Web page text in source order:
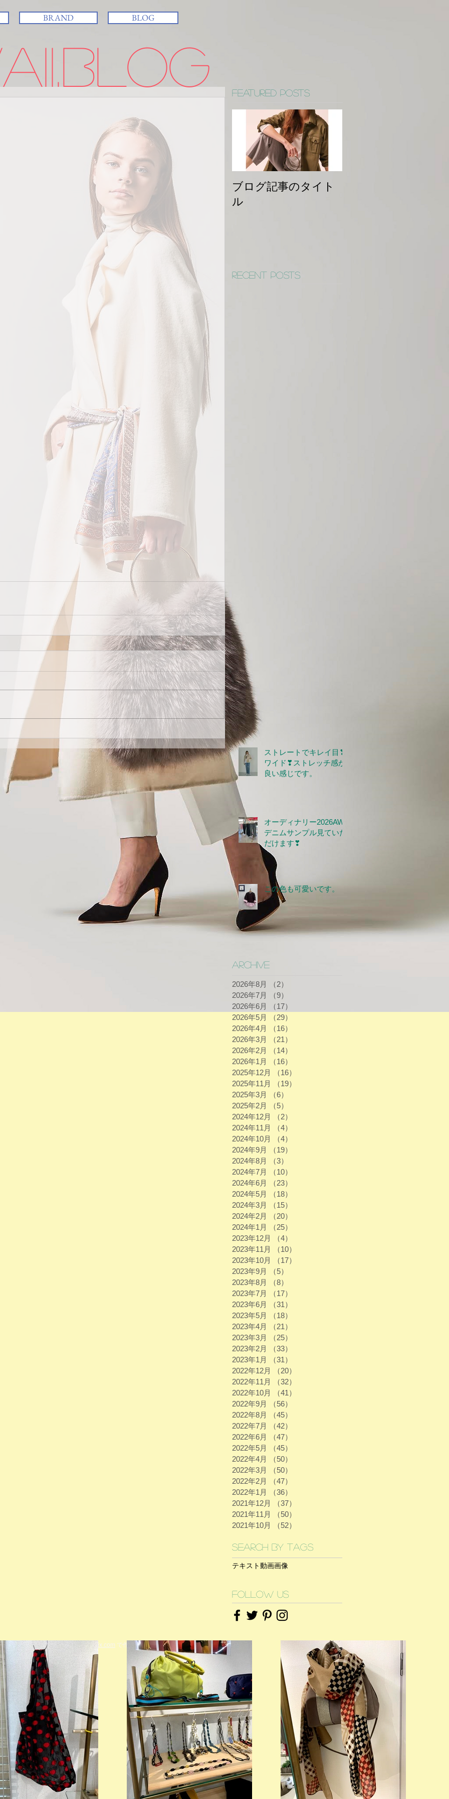
BRAND BLOG
Featured Posts
ブログ記事のタイト
ル
Recent Posts
ストレートでキレイ目❣
ワイド❣ストレッチ感が
良い感じです。
オーディナリー2026AW
デニムサンプル見ていた
だけます❣
この色も可愛いです。
Archive
2026年8月 （2）
2026年7月
（9）
2026年6月
（17）
2026年5月
（29）
2026年4月
（16）
2026年3月
（21）
2026年2月
（14）
2026年1月
（16）
2025年12月
（16）
2025年11月
（19）
2025年3月
（6）
2025年2月
（5）
2024年12月
（2）
2024年11月
（4）
2024年10月
（4）
2024年9月
（19）
2024年8月
（3）
2024年7月
（10）
2024年6月
（23）
2024年5月
（18）
2024年3月
（15）
2024年2月
（20）
2024年1月
（25）
2023年12月
（4）
2023年11月
（10）
2023年10月
（17）
2023年9月
（5）
2023年8月
（8）
2023年7月
（17）
2023年6月
（31）
2023年5月
（18）
2023年4月
（21）
2023年3月
（25）
2023年2月
（33）
2023年1月
（31）
2022年12月
（20）
2022年11月
（32）
2022年10月
（41）
2022年9月
（56）
2022年8月
（45）
2022年7月
（42）
2022年6月
（47）
2022年5月
（45）
2022年4月
（50）
2022年3月
（50）
2022年2月
（47）
2022年1月
（36）
2021年12月
（37）
2021年11月
（50）
2021年10月
（52）
Search By Tags
テキスト動画画像
Follow Us
© 2023 著作権表示の例 - Wix.com で作成されたホームページです